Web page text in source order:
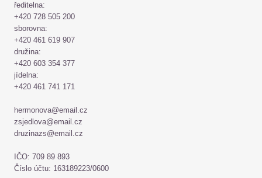
ředitelna:
+420 728 505 200
sborovna:
+420 461 619 907
družina:
+420 603 354 377
jídelna:
+420 461 741 171
hermonova@email.cz
zsjedlova@email.cz
druzinazs@email.cz
IČO: 709 89 893
Číslo účtu: 163189223/0600